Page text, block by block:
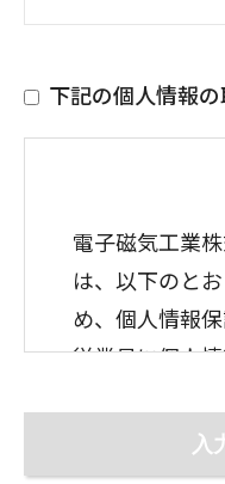
下記の個人情報
電子磁気工業
は、以下のと
め、個人情報
従業員に個人
報の保護を推